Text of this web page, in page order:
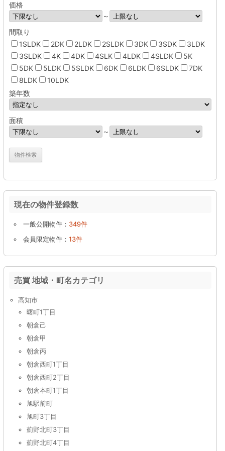
価格
～
間取り
1SLDK
2DK 2LDK 2SLDK 3DK 3SDK
3LDK
3SLDK
4K 4DK 4SLK 4LDK 4SLDK
5K
5DK
5LDK 5SLDK 6DK 6LDK 6SLDK
7DK
8LDK
10LDK
築年数
面積
～
現在の物件登録数
一般公開物件： 349件
会員限定物件： 13件
売買 地域・町名カテゴリ
高知市
曙町1丁目
朝倉己
朝倉甲
朝倉丙
朝倉西町1丁目
朝倉西町2丁目
朝倉本町1丁目
旭駅前町
旭町3丁目
薊野北町3丁目
薊野北町4丁目